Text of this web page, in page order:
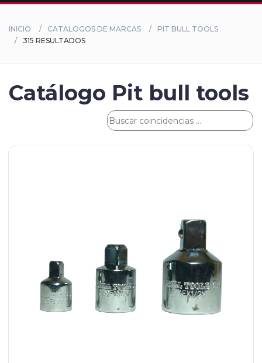
Descargar
INICIO CATALOGOS DE MARCAS
PIT BULL TOOLS
315 RESULTADOS
Catálogo Pit bull tools